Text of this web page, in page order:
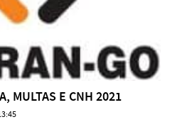
MULTAS E CNH 2021